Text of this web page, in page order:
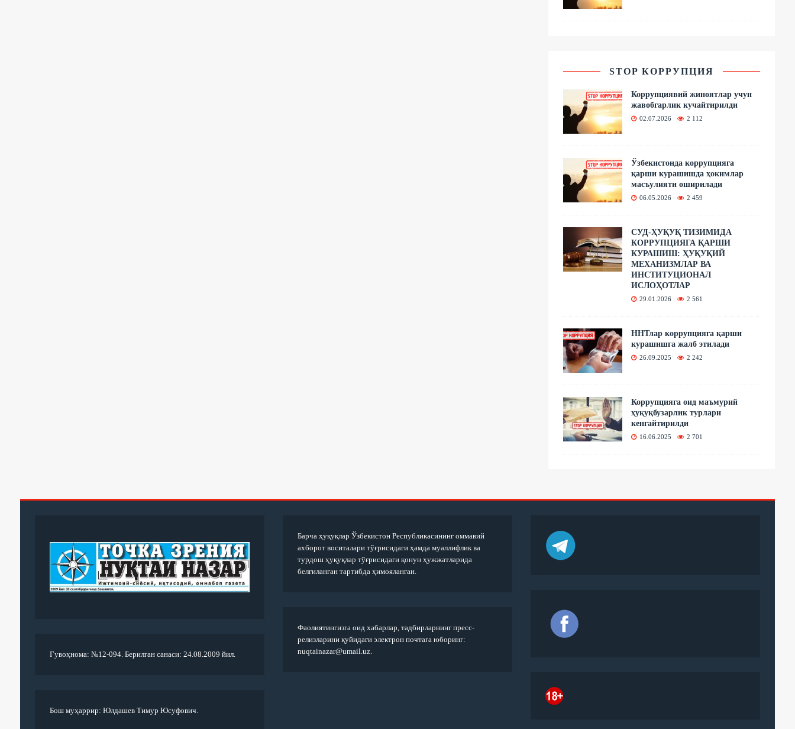
STOP КОРРУПЦИЯ
Коррупциявий жиноятлар учун
жавобгарлик кучайтирилди
02.07.2026 2 112
Ўзбекистонда коррупцияга
қарши курашишда ҳокимлар
масъулияти оширилади
06.05.2026 2 459
СУД-ҲУҚУҚ ТИЗИМИДА
КОРРУПЦИЯГА ҚАРШИ
КУРАШИШ: ҲУҚУҚИЙ
МЕХАНИЗМЛАР ВА
ИНСТИТУЦИОНАЛ
ИСЛОҲОТЛАР
29.01.2026 2 561
ННТлар коррупцияга қарши
курашишга жалб этилади
26.09.2025 2 242
Коррупцияга оид маъмурий
ҳуқуқбузарлик турлари
кенгайтирилди
16.06.2025 2 701
Гувоҳнома: №12-094. Берилган санаси: 24.08.2009 йил.
Бош муҳаррир: Юлдашев Тимур Юсуфович.
Барча ҳуқуқлар Ўзбекистон Республикасининг оммавий
ахборот воситалари тўғрисидаги ҳамда муаллифлик ва
турдош ҳуқуқлар тўғрисидаги қонун ҳужжатларида
белгиланган тартибда ҳимояланган.
Фаолиятингизга оид хабарлар, тадбирларнинг пресс-
релизларини қуйидаги электрон почтага юборинг:
nuqtainazar@umail.uz.